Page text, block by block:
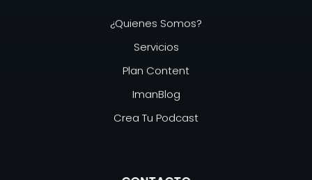
¿Quienes Somos?
Servicios
Plan Content
ImanBlog
Crea Tu Podcast